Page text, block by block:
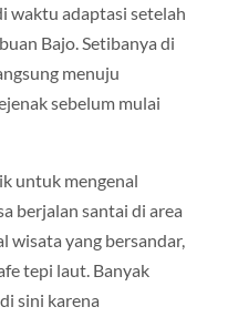
waktu adaptasi setelah
Bajo. Setibanya di
menuju
sebelum mulai
untuk mengenal
berjalan santai di area
wisata yang bersandar,
tepi laut. Banyak
sini karena